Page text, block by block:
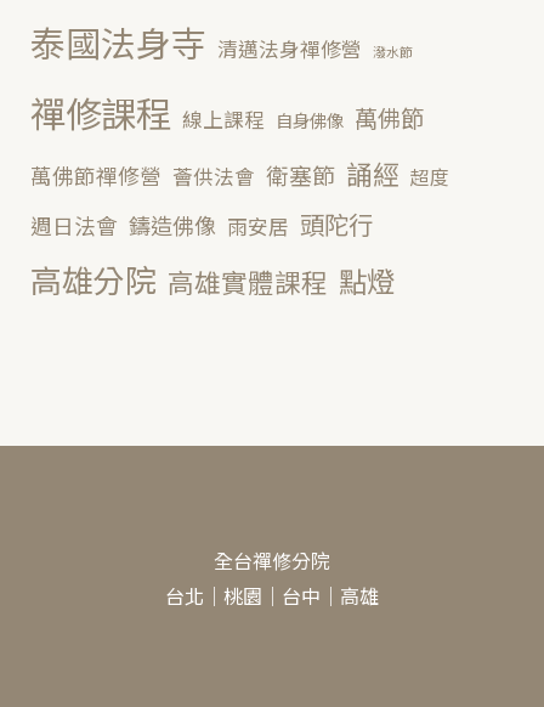
泰國法身寺 清邁法身禪修營 潑水節
禪修課程 線上課程 自身佛像 萬佛節
萬佛節禪修營 薈供法會 衛塞節 誦經 超度
週日法會 鑄造佛像 雨安居 頭陀行
高雄分院 高雄實體課程 點燈
全台禪修分院
台北 ｜ 桃園 ｜ 台中 ｜ 高雄